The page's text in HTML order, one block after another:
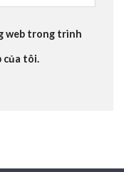
web trong trình
của tôi.